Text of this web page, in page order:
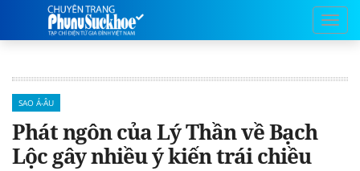
SAO Á-ÂU
Phát ngôn của Lý Thần về Bạch
Lộc gây nhiều ý kiến trái chiều